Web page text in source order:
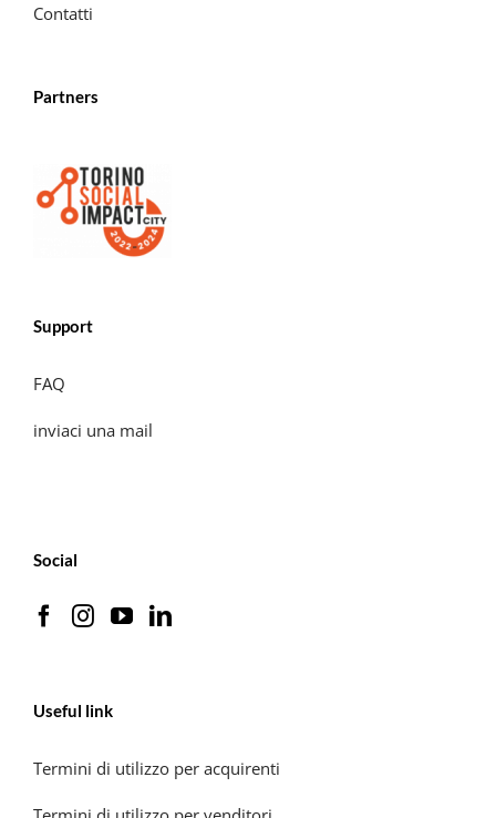
Contatti
Partners
Support
FAQ
inviaci una mail
Social
Useful link
Termini di utilizzo per acquirenti